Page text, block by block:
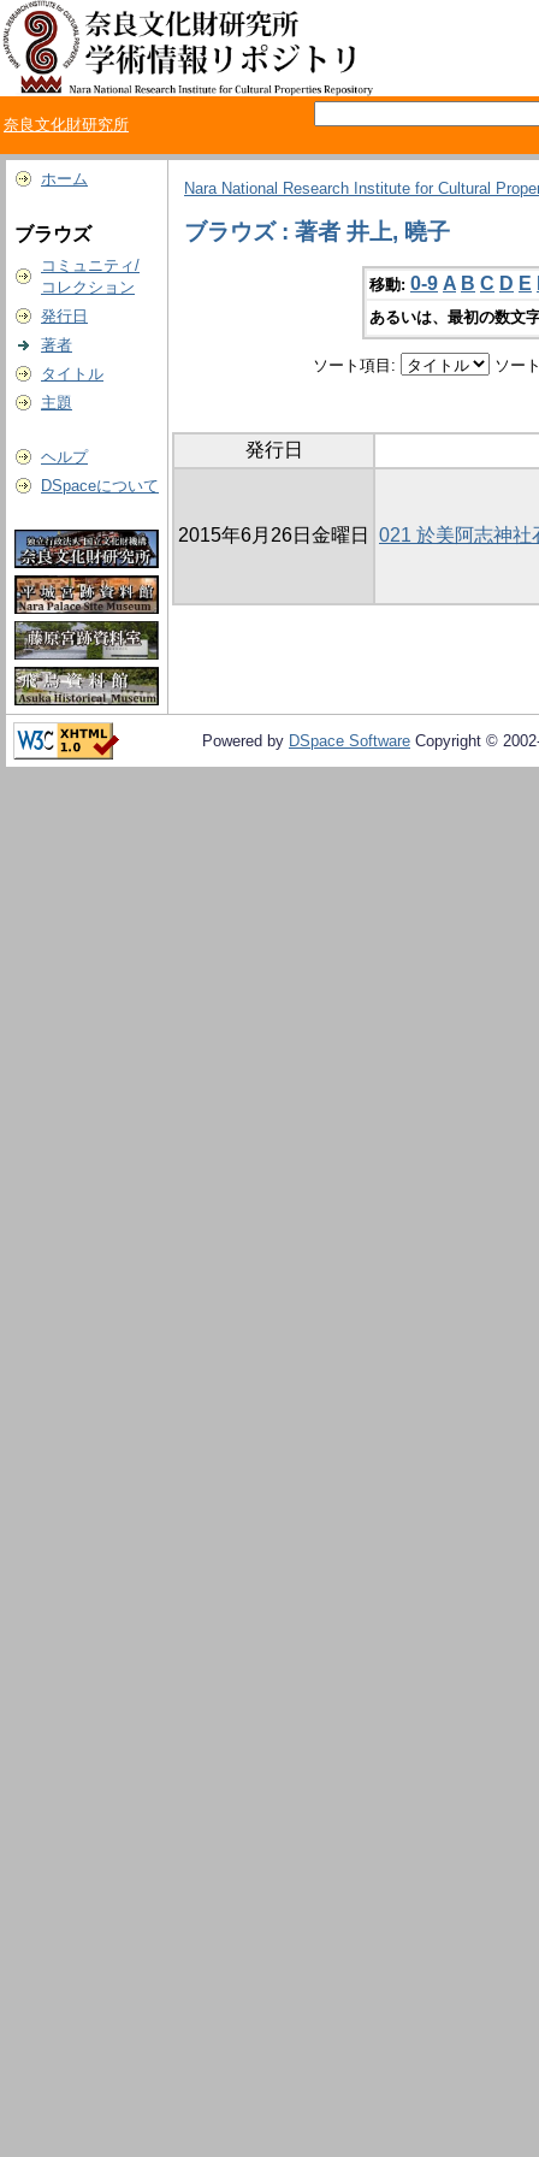
奈良文化財研究所
ホーム
ブラウズ
コミュニティ/
コレクション
発行日
著者
タイトル
主題
ヘルプ
DSpaceについて
Nara National Research Institute for Cultural
ブラウズ : 著者 井上, 曉子
移動: 0-9 A B C D E
あるいは、最初の数文
ソート項目: ソー
発行日
2015年6月26日金曜日 021 於美阿志神社
Powered by DSpace Software Copyright ©